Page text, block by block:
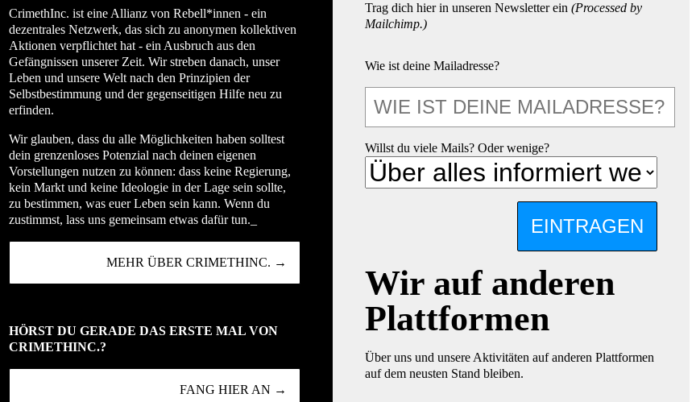
CrimethInc. ist eine Allianz von Rebell*innen - ein
dezentrales Netzwerk, das sich zu anonymen kollektiven
Aktionen verpflichtet hat - ein Ausbruch aus den
Gefängnissen unserer Zeit. Wir streben danach, unser
Leben und unsere Welt nach den Prinzipien der
Selbstbestimmung und der gegenseitigen Hilfe neu zu
erfinden.
Wir glauben, dass du alle Möglichkeiten haben solltest
dein grenzenloses Potenzial nach deinen eigenen
Vorstellungen nutzen zu können: dass keine Regierung,
kein Markt und keine Ideologie in der Lage sein sollte,
zu bestimmen, was euer Leben sein kann. Wenn du
zustimmst, lass uns gemeinsam etwas dafür tun._
MEHR ÜBER CRIMETHINC. →
HÖRST DU GERADE DAS ERSTE MAL VON
CRIMETHINC.?
FANG HIER AN →
Trag dich hier in unseren Newsletter ein(Processed by
Mailchimp.)
Wie ist deine Mailadresse?
Willst du viele Mails? Oder wenige?
EINTRAGEN
Wir auf anderen
Plattformen
Über uns und unsere Aktivitäten auf anderen Plattformen
auf dem neusten Stand bleiben.